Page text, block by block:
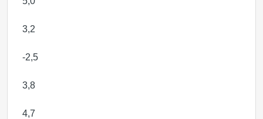
3,2
-2,5
3,8
4,7